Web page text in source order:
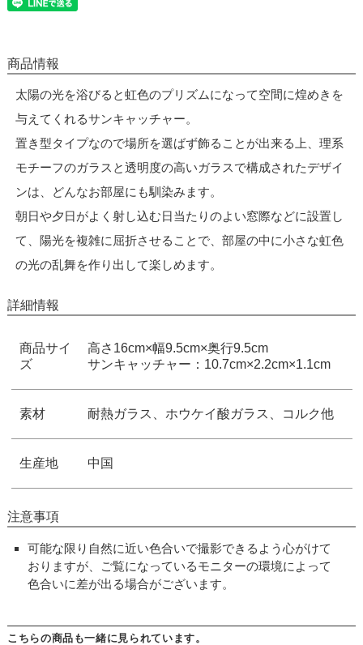
商品情報
太陽の光を浴びると虹色のプリズムになって空間に煌めきを
与えてくれるサンキャッチャー。
置き型タイプなので場所を選ばず飾ることが出来る上、理系
モチーフのガラスと透明度の高いガラスで構成されたデザイ
ンは、どんなお部屋にも馴染みます。
朝日や夕日がよく射し込む日当たりのよい窓際などに設置し
て、陽光を複雑に屈折させることで、部屋の中に小さな虹色
の光の乱舞を作り出して楽しめます。
詳細情報
商品サイ
ズ
高さ16cm×幅9.5cm×奥行9.5cm
サンキャッチャー：10.7cm×2.2cm×1.1cm
素材 耐熱ガラス、ホウケイ酸ガラス、コルク他
生産地 中国
注意事項
可能な限り自然に近い色合いで撮影できるよう心がけて
おりますが、ご覧になっているモニターの環境によって
色合いに差が出る場合がございます。
こちらの商品も一緒に見られています。